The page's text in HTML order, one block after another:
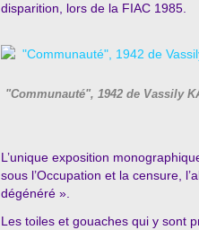
disparition, lors de la FIAC 1985.
"Communauté", 1942 de Vassily
L’unique exposition
sous l’Occupation et la censure,
dégénéré ».
Les toiles et gouaches qui y sont